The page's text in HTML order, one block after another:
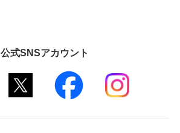
公式SNSアカウント